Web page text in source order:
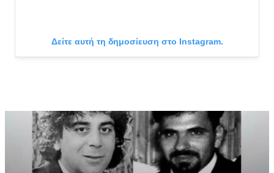
Δείτε αυτή τη δημοσίευση στο Instagram.